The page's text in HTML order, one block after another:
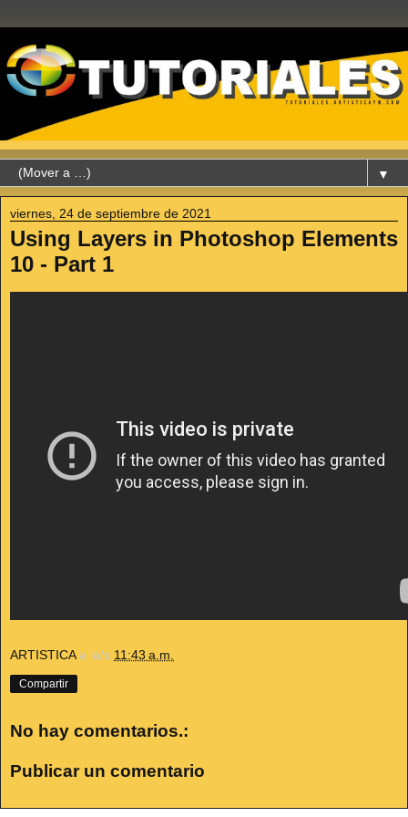
▼
viernes, 24 de septiembre de 2021
Using Layers in Photoshop Elements
10 - Part 1
ARTISTICA a la/s 11:43 a.m.
Compartir
No hay comentarios.:
Publicar un comentario